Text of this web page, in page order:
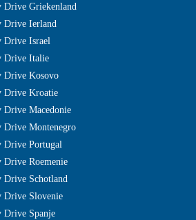
Drive Griekenland
Drive Ierland
Drive Israel
Drive Italie
Drive Kosovo
Drive Kroatie
Drive Macedonie
Drive Montenegro
Drive Portugal
Drive Roemenie
Drive Schotland
Drive Slovenie
Drive Spanje